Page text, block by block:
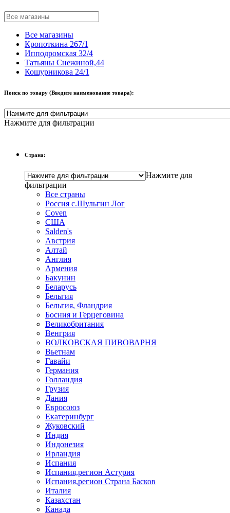
Все магазины
Кропоткина 267/1
Ипподромская 32/4
Татьяны Снежиной,44
Кошурникова 24/1
Поиск по товару (Введите наименование товара):
Нажмите для фильтрации
Страна:
Нажмите для
фильтрации
Все страны
Россия с.Шульгин Лог
Coven
CША
Salden's
Австрия
Алтай
Англия
Армения
Бакунин
Беларусь
Бельгия
Бельгия, Фландрия
Босния и Герцеговина
Великобритания
Венгрия
ВОЛКОВСКАЯ ПИВОВАРНЯ
Вьетнам
Гавайи
Германия
Голландия
Грузия
Дания
Евросоюз
Екатеринбург
Жуковский
Индия
Индонезия
Ирландия
Испания
Испания,регион Астурия
Испания,регион Страна Басков
Италия
Казахстан
Канада